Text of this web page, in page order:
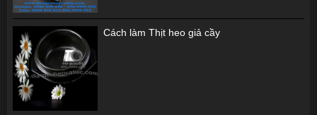
Cách làm Thịt heo giả cầy